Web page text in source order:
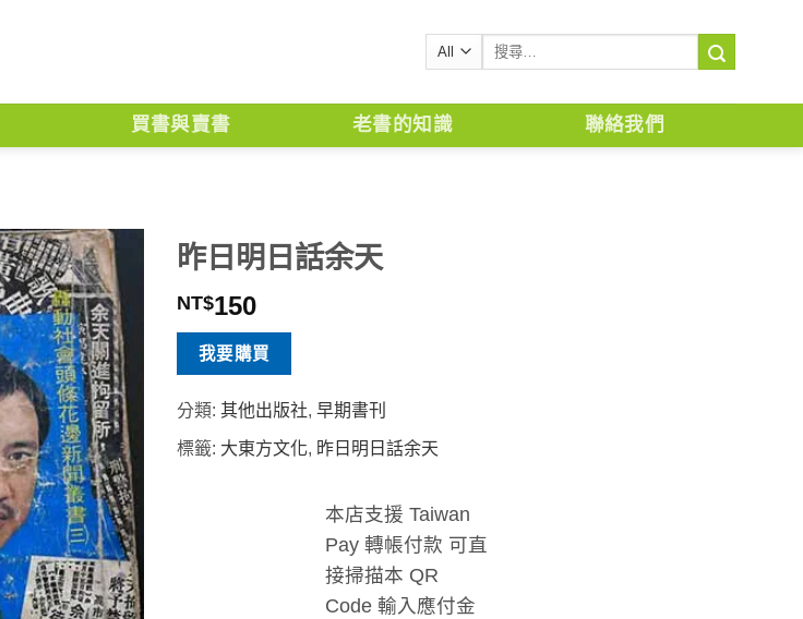
搜
鍵
買書與賣書 老書的知識 聯絡我們
昨日明日話余天
NT$150
我要購買
分類:其他出版社,早期書刊
標籤: 大東方文化, 昨日明日話余天
本店支援 Taiwan
Pay 轉帳付款 可直
接掃描本 QR
Code 輸入應付金